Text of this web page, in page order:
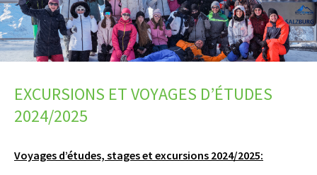
INSCRIPTIONS 2026
LE LYCÉE
ACTUALITÉ
EXCURSIONS ET VOYAGES D’ÉTUDES
2024/2025
Voyages d’études, stages et excursions 2024/2025: